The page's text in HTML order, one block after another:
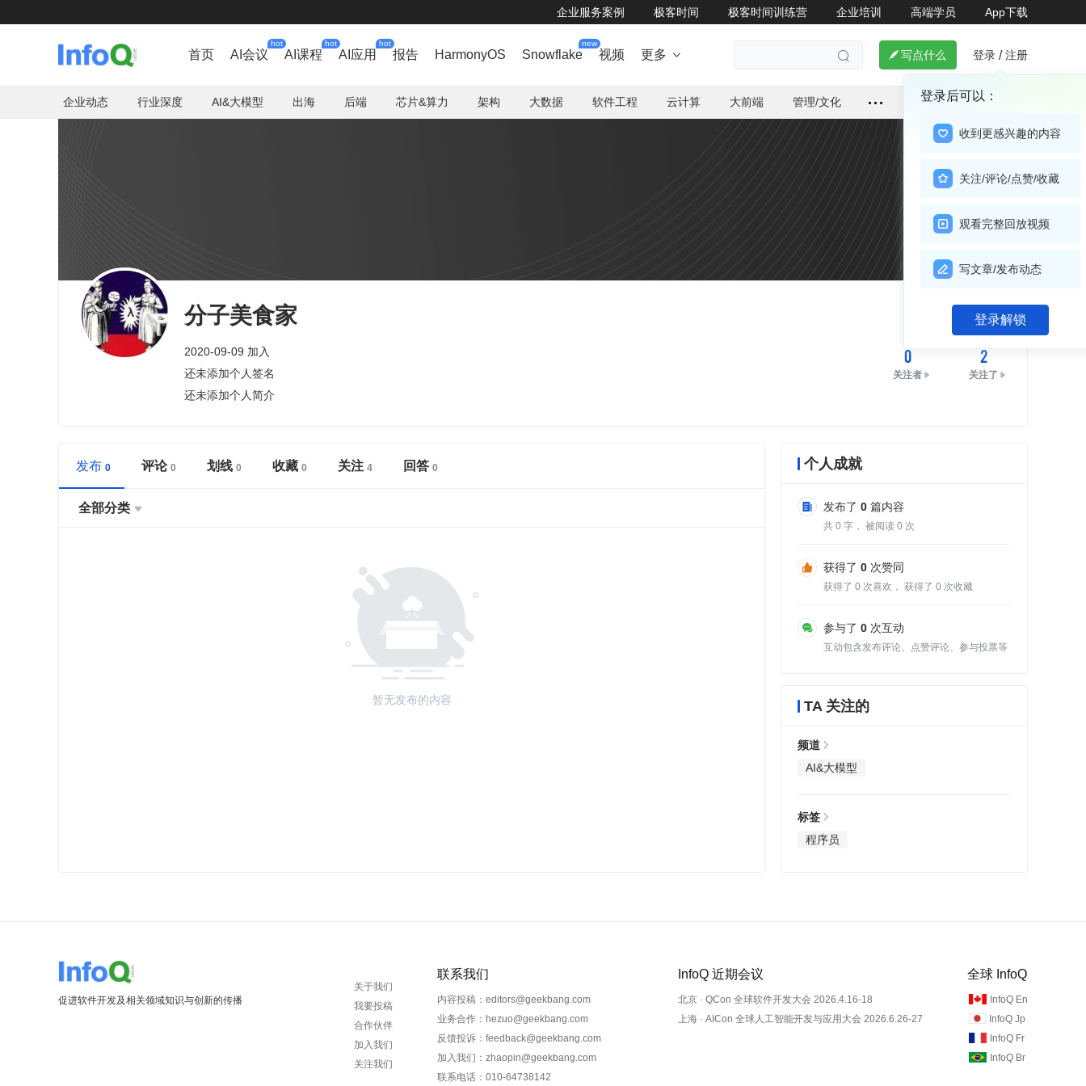
企业服务案例 极客时间 极客时间训练营 企业培训 高端学员 App下载
首页 AI会议
hot
AI课程
hot
AI应用
hot
报告 HarmonyOS Snowflake
new
视频 更多    写点什么 登录 / 注册
登录后可以：
收到更感兴趣的内容
关注/评论/点赞/收藏
观看完整回放视频
写文章/发布动态
登录解锁
企业动态 行业深度 AI&大模型 出海 后端 芯片&算力 架构 大数据 软件工程 云计算 大前端 管理/文化
分子美食家
2020-09-09 加入
还未添加个人签名
还未添加个人简介
关注
0
关注者
2
关注了
发布 评论 划线 收藏 关注 回答
全部分类 
暂无发布的内容
个人成就
发布了 0 篇内容
共 0 字， 被阅读 0 次
获得了 0 次赞同
获得了 0 次喜欢， 获得了 0 次收藏
参与了 0 次互动
互动包含发布评论、点赞评论、参与投票等
TA 关注的
频道
AI&大模型
标签
程序员
促进软件开发及相关领域知识与创新的传播
关于我们
我要投稿
合作伙伴
加入我们
关注我们
联系我们
内容投稿：editors@geekbang.com
业务合作：hezuo@geekbang.com
反馈投诉：feedback@geekbang.com
加入我们：zhaopin@geekbang.com
联系电话：010-64738142
InfoQ 近期会议
北京 · QCon 全球软件开发大会 2026.4.16-18
上海 · AICon 全球人工智能开发与应用大会 2026.6.26-27
全球 InfoQ
InfoQ En
InfoQ Jp
InfoQ Fr
InfoQ Br